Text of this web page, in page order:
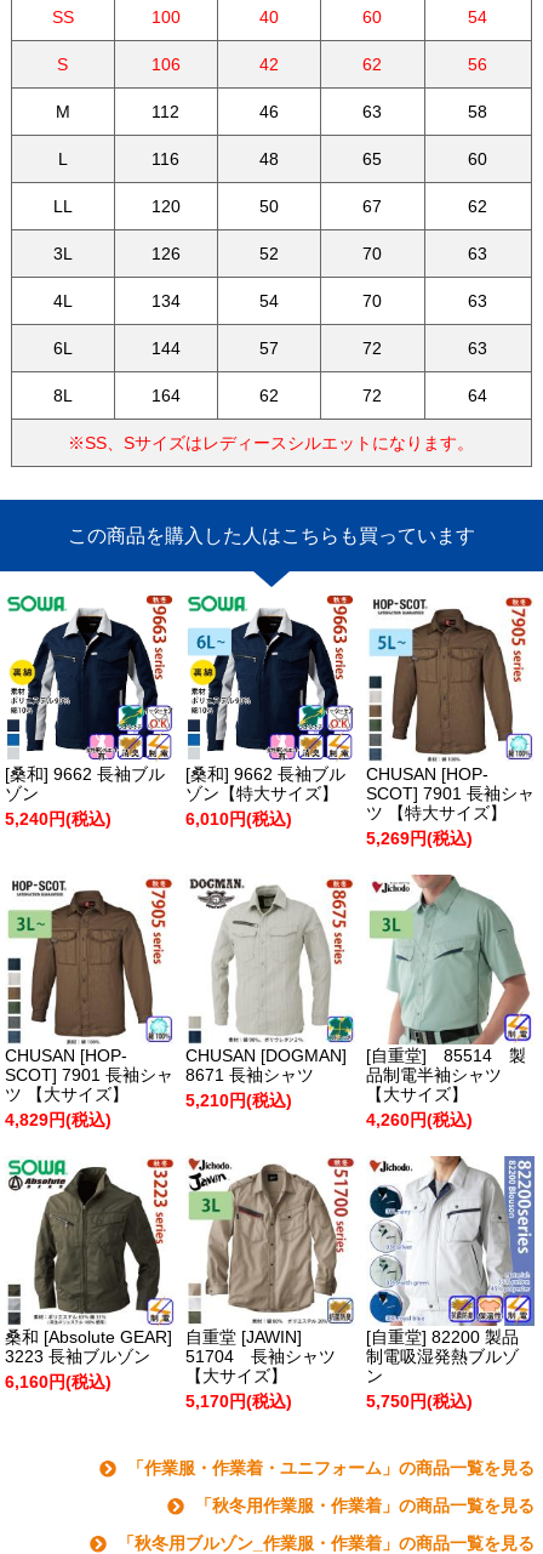
SS 100 40 60 54
S 106 42 62 56
M 112 46 63 58
L 116 48 65 60
LL 120 50 67 62
3L 126 52 70 63
4L 134 54 70 63
6L 144 57 72 63
8L 164 62 72 64
※SS、Sサイズはレディースシルエットになります。
この商品を購入した人はこちらも買っています
[桑和] 9662 長袖ブル
ゾン
5,240円(税込)
[桑和] 9662 長袖ブル
ゾン【特大サイズ】
6,010円(税込)
CHUSAN [HOP-
SCOT] 7901 長袖シャ
ツ 【特大サイズ】
5,269円(税込)
CHUSAN [HOP-
SCOT] 7901 長袖シャ
ツ 【大サイズ】
4,829円(税込)
CHUSAN [DOGMAN]
8671 長袖シャツ
5,210円(税込)
[自重堂] 85514 製
品制電半袖シャツ
【大サイズ】
4,260円(税込)
桑和 [Absolute GEAR]
3223 長袖ブルゾン
6,160円(税込)
自重堂 [JAWIN]
51704 長袖シャツ
【大サイズ】
5,170円(税込)
[自重堂] 82200 製品
制電吸湿発熱ブルゾ
ン
5,750円(税込)
「作業服・作業着・ユニフォーム」の商品一覧を見る
「秋冬用作業服・作業着」の商品一覧を見る
「秋冬用ブルゾン_作業服・作業着」の商品一覧を見る